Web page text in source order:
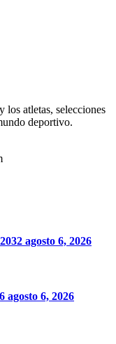
los atletas, selecciones
deportivo.
agosto 6, 2026
agosto 6, 2026